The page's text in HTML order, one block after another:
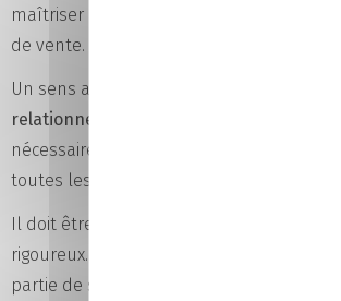
maîtriser les techniques de négociation
de vente.
Un sens aigu de la communication, des
relationnelles
et rédactionnelles sont
nécessaires. Il se montre à l’écoute et
toutes les situations.
Il doit être
,
rigoureux.
atteindre
partie de son quotidien.